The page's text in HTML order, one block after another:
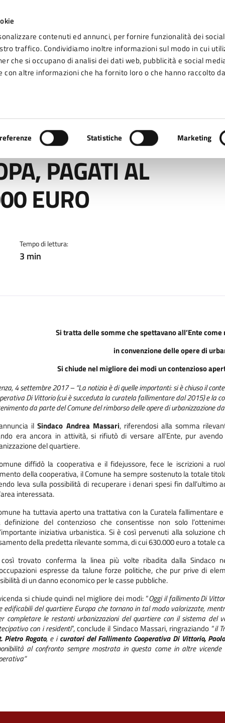
contenuti ed annunci, per fornire funzionalità dei social
traffico. Condividiamo inoltre informazioni sul modo in cui
che si occupano di analisi dei dati web, pubblicità e social
altre informazioni che ha fornito loro o che hanno raccolto
Statistiche Marketing
di Fidenza
AL COMUNE 1.238.000 EURO
PAGATI AL
EURO
Tempo di lettura:
3 min
Si tratta delle somme che spettavano all’Ente
in convenzione delle opere di
Si chiude nel migliore dei modi un contenzioso
4 settembre 2017 – “La notizia è di quelle importanti: si è chiuso il
Di Vittorio (cui è succeduta la curatela fallimentare dal 2015) e la
da parte del Comune del rimborso delle opere di urbanizzazione
ilSindaco Andrea Massari, riferendosi alla somma
era ancora in attività, si rifiutò di versare all’Ente, pur
del quartiere.
diffidò la cooperativa e il fidejussore, fece le iscrizioni a
della cooperativa, il Comune ha sempre sostenuto la totale
leva sulla possibilità di recuperare i denari spesi fin
interessata.
ha tuttavia aperto una trattativa con la Curatela fallimentare
definizione del contenzioso che consentisse non solo
iniziativa urbanistica. Si è così pervenuti alla soluzione
della predetta rilevante somma, di cui 630.000 euro a totale
trovato conferma la linea più volte ribadita dalla Sindaco
espresse da talune forze politiche, che pur prive di
di un danno economico per le casse pubbliche.
si chiude quindi nel migliore dei modi: “Oggi il fallimento Di
edificabili del quartiere Europa che tornano in tal modo valorizzate,
completare le restanti urbanizzazioni del quartiere con il sistema del
con i residenti”, conclude il Sindaco Massari, ringraziando “il
Pietro Rogato, e icuratori del Fallimento Cooperativa Di Vittorio,
al confronto sempre mostrata in questa come in altre